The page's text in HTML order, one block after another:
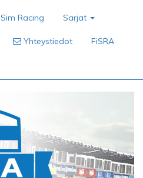
Sim Racing Sarjat
Yhteystiedot FiSRA